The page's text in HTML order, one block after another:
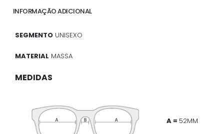
INFORMAÇÃO ADICIONAL
SEGMENTO UNISEXO
MATERIAL MASSA
MEDIDAS
A = 52MM